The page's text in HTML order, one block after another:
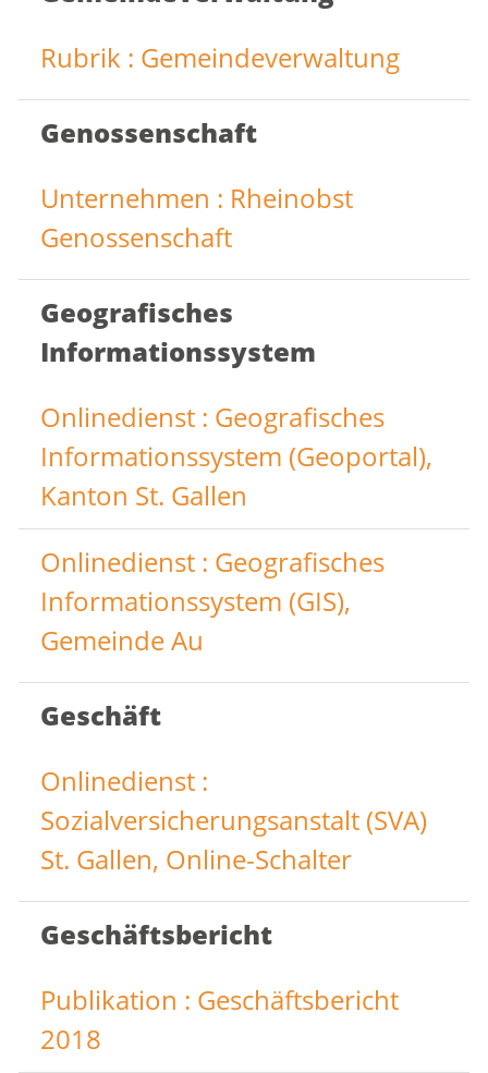
Rubrik : Gemeindeverwaltung
Genossenschaft
Unternehmen : Rheinobst
Genossenschaft
Geografisches
Informationssystem
Onlinedienst : Geografisches
Informationssystem (Geoportal),
Kanton St. Gallen
Onlinedienst : Geografisches
Informationssystem (GIS),
Gemeinde Au
Geschäft
Onlinedienst :
Sozialversicherungsanstalt (SVA)
St. Gallen, Online-Schalter
Geschäftsbericht
Publikation : Geschäftsbericht
2018